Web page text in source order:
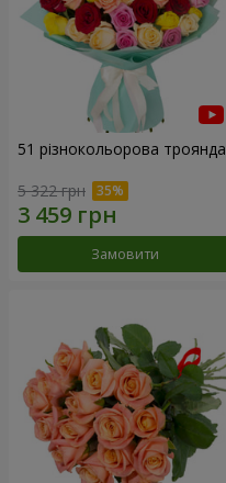
51 різнокольорова троянда
5 322 грн
Замовити